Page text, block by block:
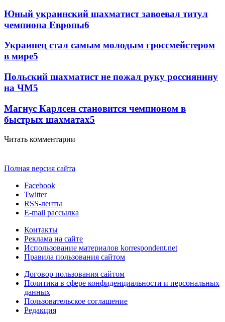
Юный украинский шахматист завоевал титул
чемпиона Европы6
Украинец стал самым молодым гроссмейстером
в мире5
Польский шахматист не пожал руку россиянину
на ЧМ5
Магнус Карлсен становится чемпионом в
быстрых шахматах5
Читать комментарии
Полная версия сайта
Facebook
Twitter
RSS-ленты
E-mail рассылка
Контакты
Реклама на сайте
Использование материалов korrespondent.net
Правила пользования сайтом
Договор пользования сайтом
Политика в сфере конфиденциальности и персональных
данных
Пользовательское соглашение
Редакция